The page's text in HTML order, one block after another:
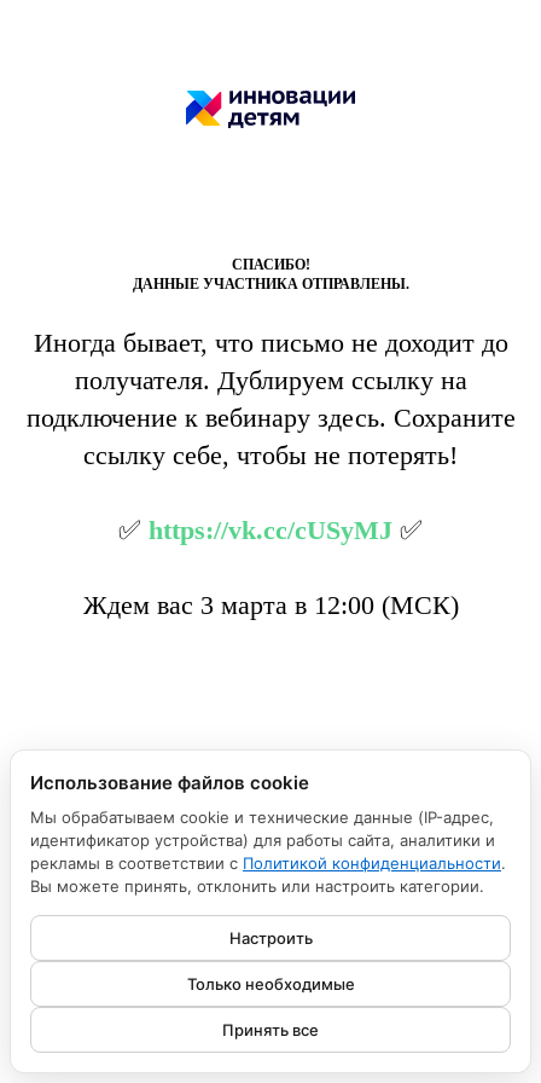
СПАСИБО!
ДАННЫЕ УЧАСТНИКА ОТПРАВЛЕНЫ.
Иногда бывает, что письмо не доходит до
получателя. Дублируем ссылку на
подключение к вебинару здесь. Сохраните
ссылку себе, чтобы не потерять!
✅ https://vk.cc/cUSyMJ ✅
Ждем вас 3 марта в 12:00 (МСК)
Использование файлов cookie
Мы обрабатываем cookie и технические данные (IP-адрес,
идентификатор устройства) для работы сайта, аналитики и
рекламы в соответствии с Политикой конфиденциальности.
Вы можете принять, отклонить или настроить категории.
Настроить
Только необходимые
Принять все